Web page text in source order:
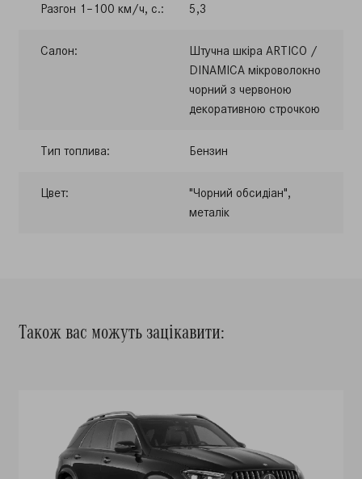
Разгон 1–100 км/ч, с.: 5,3
Салон:
Штучна шкіра ARTICO /
DINAMICA мікроволокно
чорний з червоною
декоративною строчкою
Тип топлива: Бензин
Цвет:
"Чорний обсидіан",
металік
Також вас можуть зацікавити: